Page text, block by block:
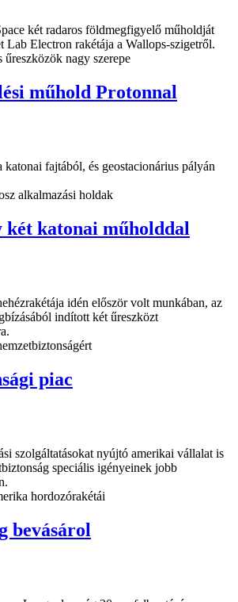
két radaros földmegfigyelő műholdját
Lab Electron rakétája a Wallops-szigetről.
űreszközök nagy szerepe
műhold Protonnal
katonai fajtából, és geostacionárius pályán
alkalmazási holdak
két katonai műholddal
idén először volt munkában, az
indított két űreszközt
piac
szolgáltatásokat nyújtó amerikai vállalat is
speciális igényeinek jobb
hordozórakétái
bevásárol